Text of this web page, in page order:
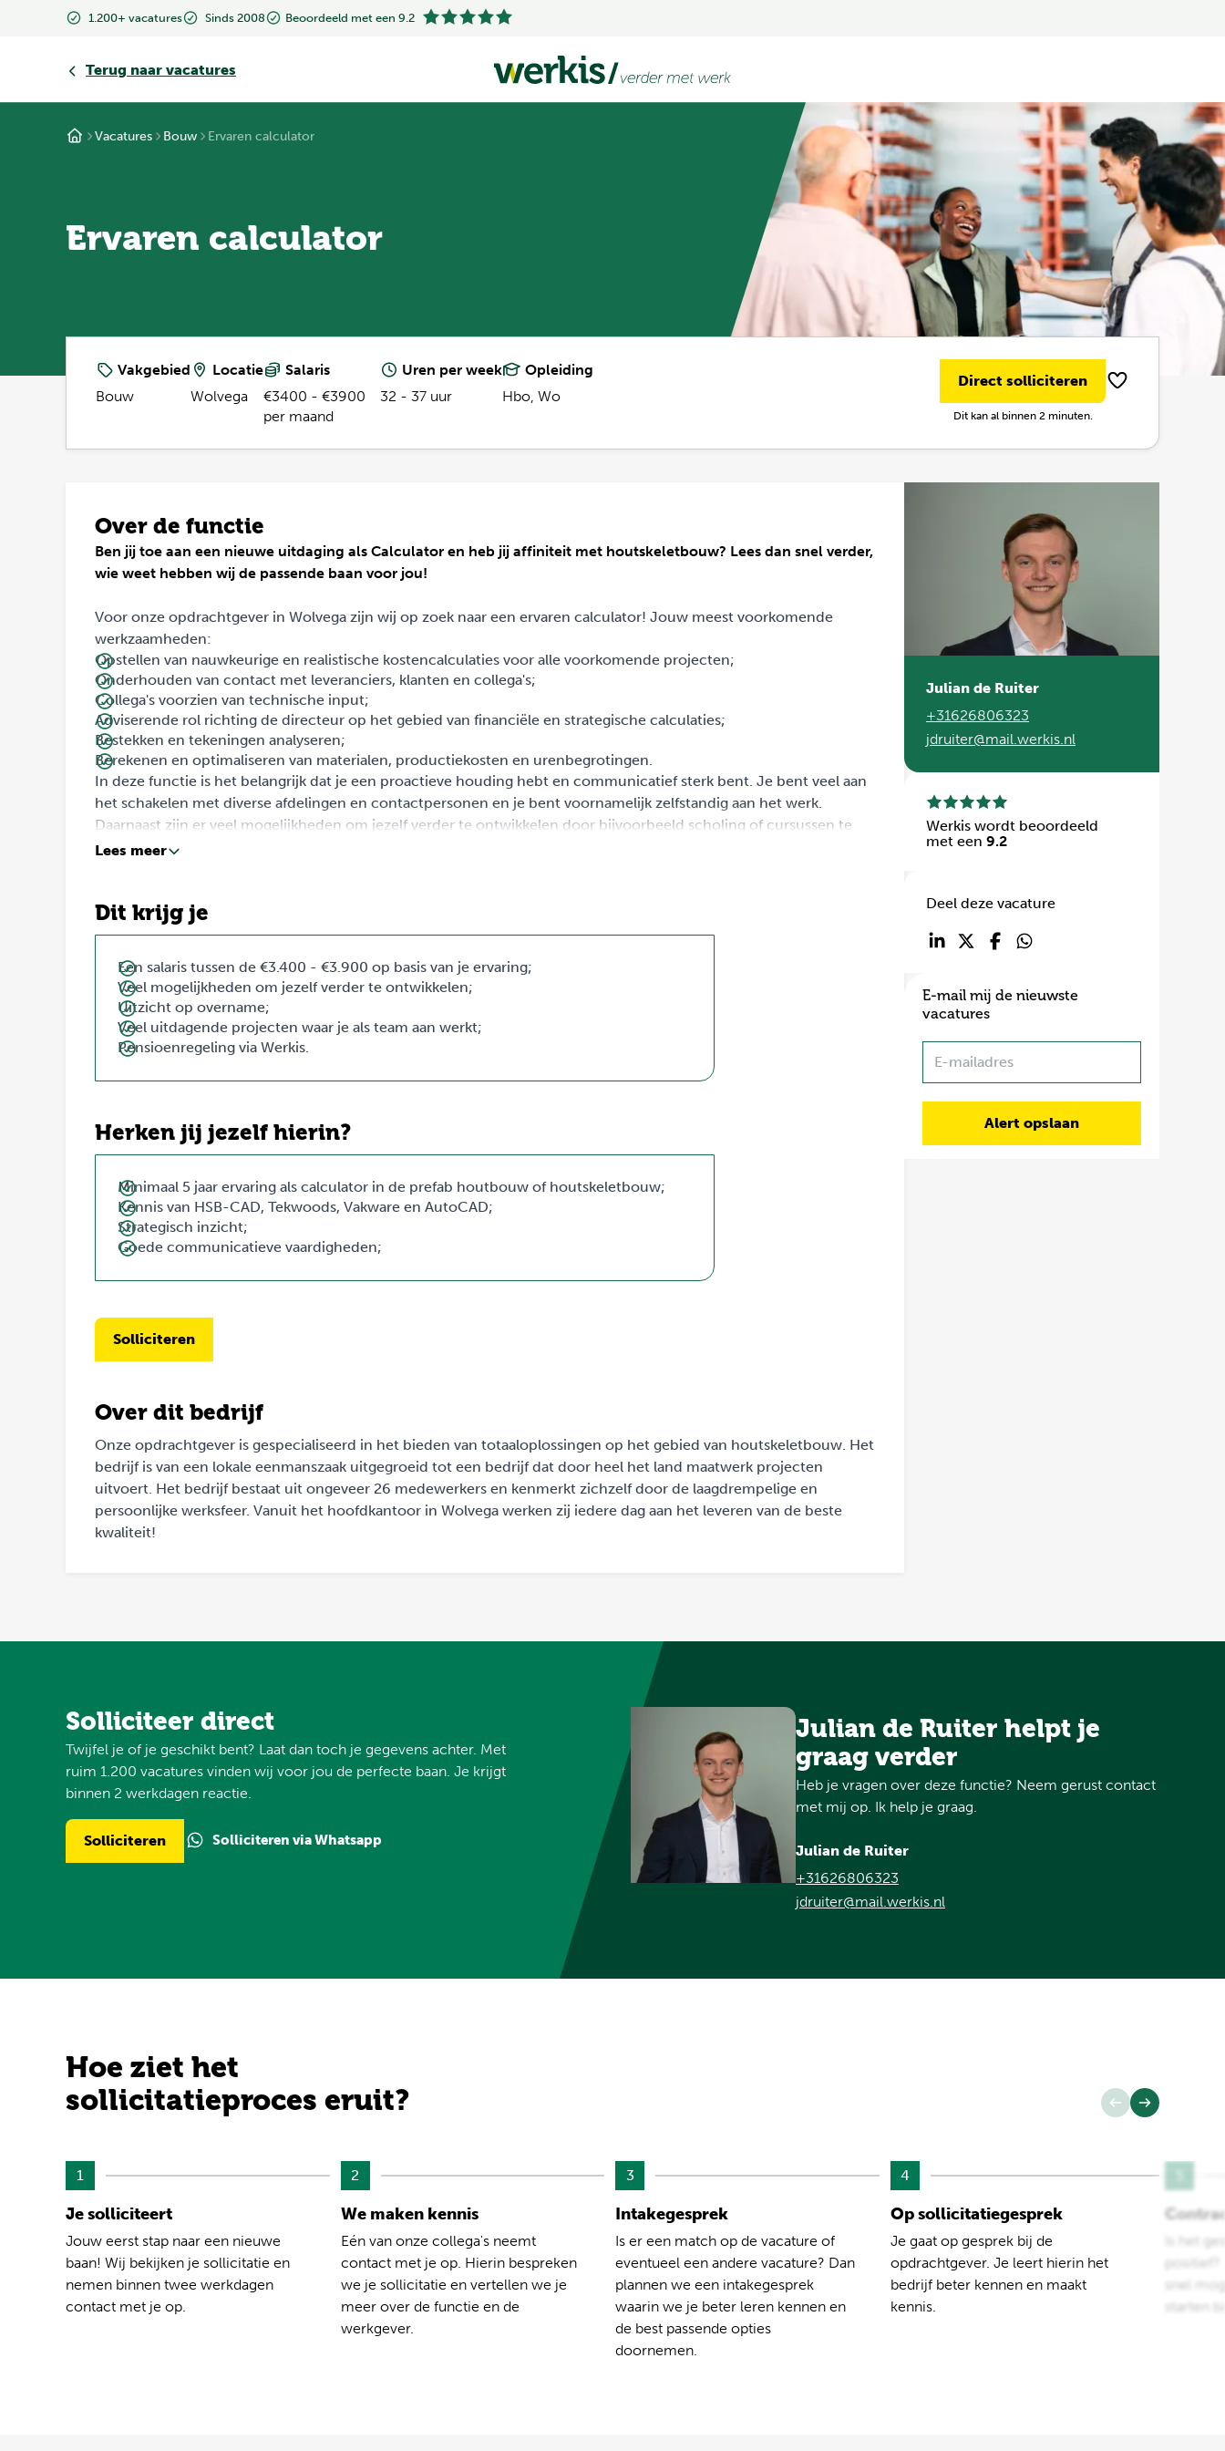
1.200+ vacatures Sinds 2008 Beoordeeld met een 9.2
Terug naar vacatures
Vacatures Bouw Ervaren calculator
Ervaren calculator
Vakgebied
Bouw
Locatie
Wolvega
Salaris
€3400 - €3900
per maand
Uren per week
32 - 37 uur
Opleiding
Hbo, Wo
Direct solliciteren
Dit kan al binnen 2 minuten.
Over de functie
Ben jij toe aan een nieuwe uitdaging als Calculator en heb jij affiniteit met houtskeletbouw? Lees dan snel verder,
wie weet hebben wij de passende baan voor jou!
Voor onze opdrachtgever in Wolvega zijn wij op zoek naar een ervaren calculator! Jouw meest voorkomende
werkzaamheden:
Opstellen van nauwkeurige en realistische kostencalculaties voor alle voorkomende projecten;
Onderhouden van contact met leveranciers, klanten en collega's;
Collega's voorzien van technische input;
Adviserende rol richting de directeur op het gebied van financiële en strategische calculaties;
Bestekken en tekeningen analyseren;
Berekenen en optimaliseren van materialen, productiekosten en urenbegrotingen.
In deze functie is het belangrijk dat je een proactieve houding hebt en communicatief sterk bent. Je bent veel aan
het schakelen met diverse afdelingen en contactpersonen en je bent voornamelijk zelfstandig aan het werk.
Daarnaast zijn er veel mogelijkheden om jezelf verder te ontwikkelen door bijvoorbeeld scholing of cursussen te
volgen.
Lees meer
Dit krijg je
Een salaris tussen de €3.400 - €3.900 op basis van je ervaring;
Veel mogelijkheden om jezelf verder te ontwikkelen;
Uitzicht op overname;
Veel uitdagende projecten waar je als team aan werkt;
Pensioenregeling via Werkis.
Herken jij jezelf hierin?
Minimaal 5 jaar ervaring als calculator in de prefab houtbouw of houtskeletbouw;
Kennis van HSB-CAD, Tekwoods, Vakware en AutoCAD;
Strategisch inzicht;
Goede communicatieve vaardigheden;
Solliciteren
Over dit bedrijf
Onze opdrachtgever is gespecialiseerd in het bieden van totaaloplossingen op het gebied van houtskeletbouw. Het
bedrijf is van een lokale eenmanszaak uitgegroeid tot een bedrijf dat door heel het land maatwerk projecten
uitvoert. Het bedrijf bestaat uit ongeveer 26 medewerkers en kenmerkt zichzelf door de laagdrempelige en
persoonlijke werksfeer. Vanuit het hoofdkantoor in Wolvega werken zij iedere dag aan het leveren van de beste
kwaliteit!
Julian de Ruiter
+31626806323
jdruiter@mail.werkis.nl
Werkis wordt beoordeeld
met een 9.2
Deel deze vacature
E-mail mij de nieuwste
vacatures
Solliciteer direct
Twijfel je of je geschikt bent? Laat dan toch je gegevens achter. Met
ruim 1.200 vacatures vinden wij voor jou de perfecte baan. Je krijgt
binnen 2 werkdagen reactie.
Solliciteren Solliciteren via Whatsapp
Julian de Ruiter helpt je
graag verder
Heb je vragen over deze functie? Neem gerust contact
met mij op. Ik help je graag.
Julian de Ruiter
+31626806323
jdruiter@mail.werkis.nl
Hoe ziet het
sollicitatieproces eruit?
1
Je solliciteert
Jouw eerst stap naar een nieuwe
baan! Wij bekijken je sollicitatie en
nemen binnen twee werkdagen
contact met je op.
2
We maken kennis
Eén van onze collega's neemt
contact met je op. Hierin bespreken
we je sollicitatie en vertellen we je
meer over de functie en de
werkgever.
3
Intakegesprek
Is er een match op de vacature of
eventueel een andere vacature? Dan
plannen we een intakegesprek
waarin we je beter leren kennen en
de best passende opties
doornemen.
4
Op sollicitatiegesprek
Je gaat op gesprek bij de
opdrachtgever. Je leert hierin het
bedrijf beter kennen en maakt
kennis.
Is het
snel
starten